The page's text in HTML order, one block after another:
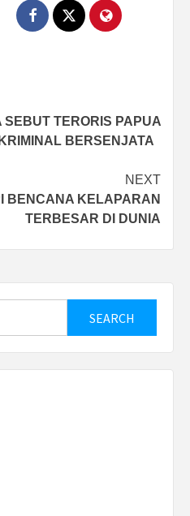
TERORIS PAPUA
BERSENJATA
NEXT
BENCANA KELAPARAN
TERBESAR DI DUNIA